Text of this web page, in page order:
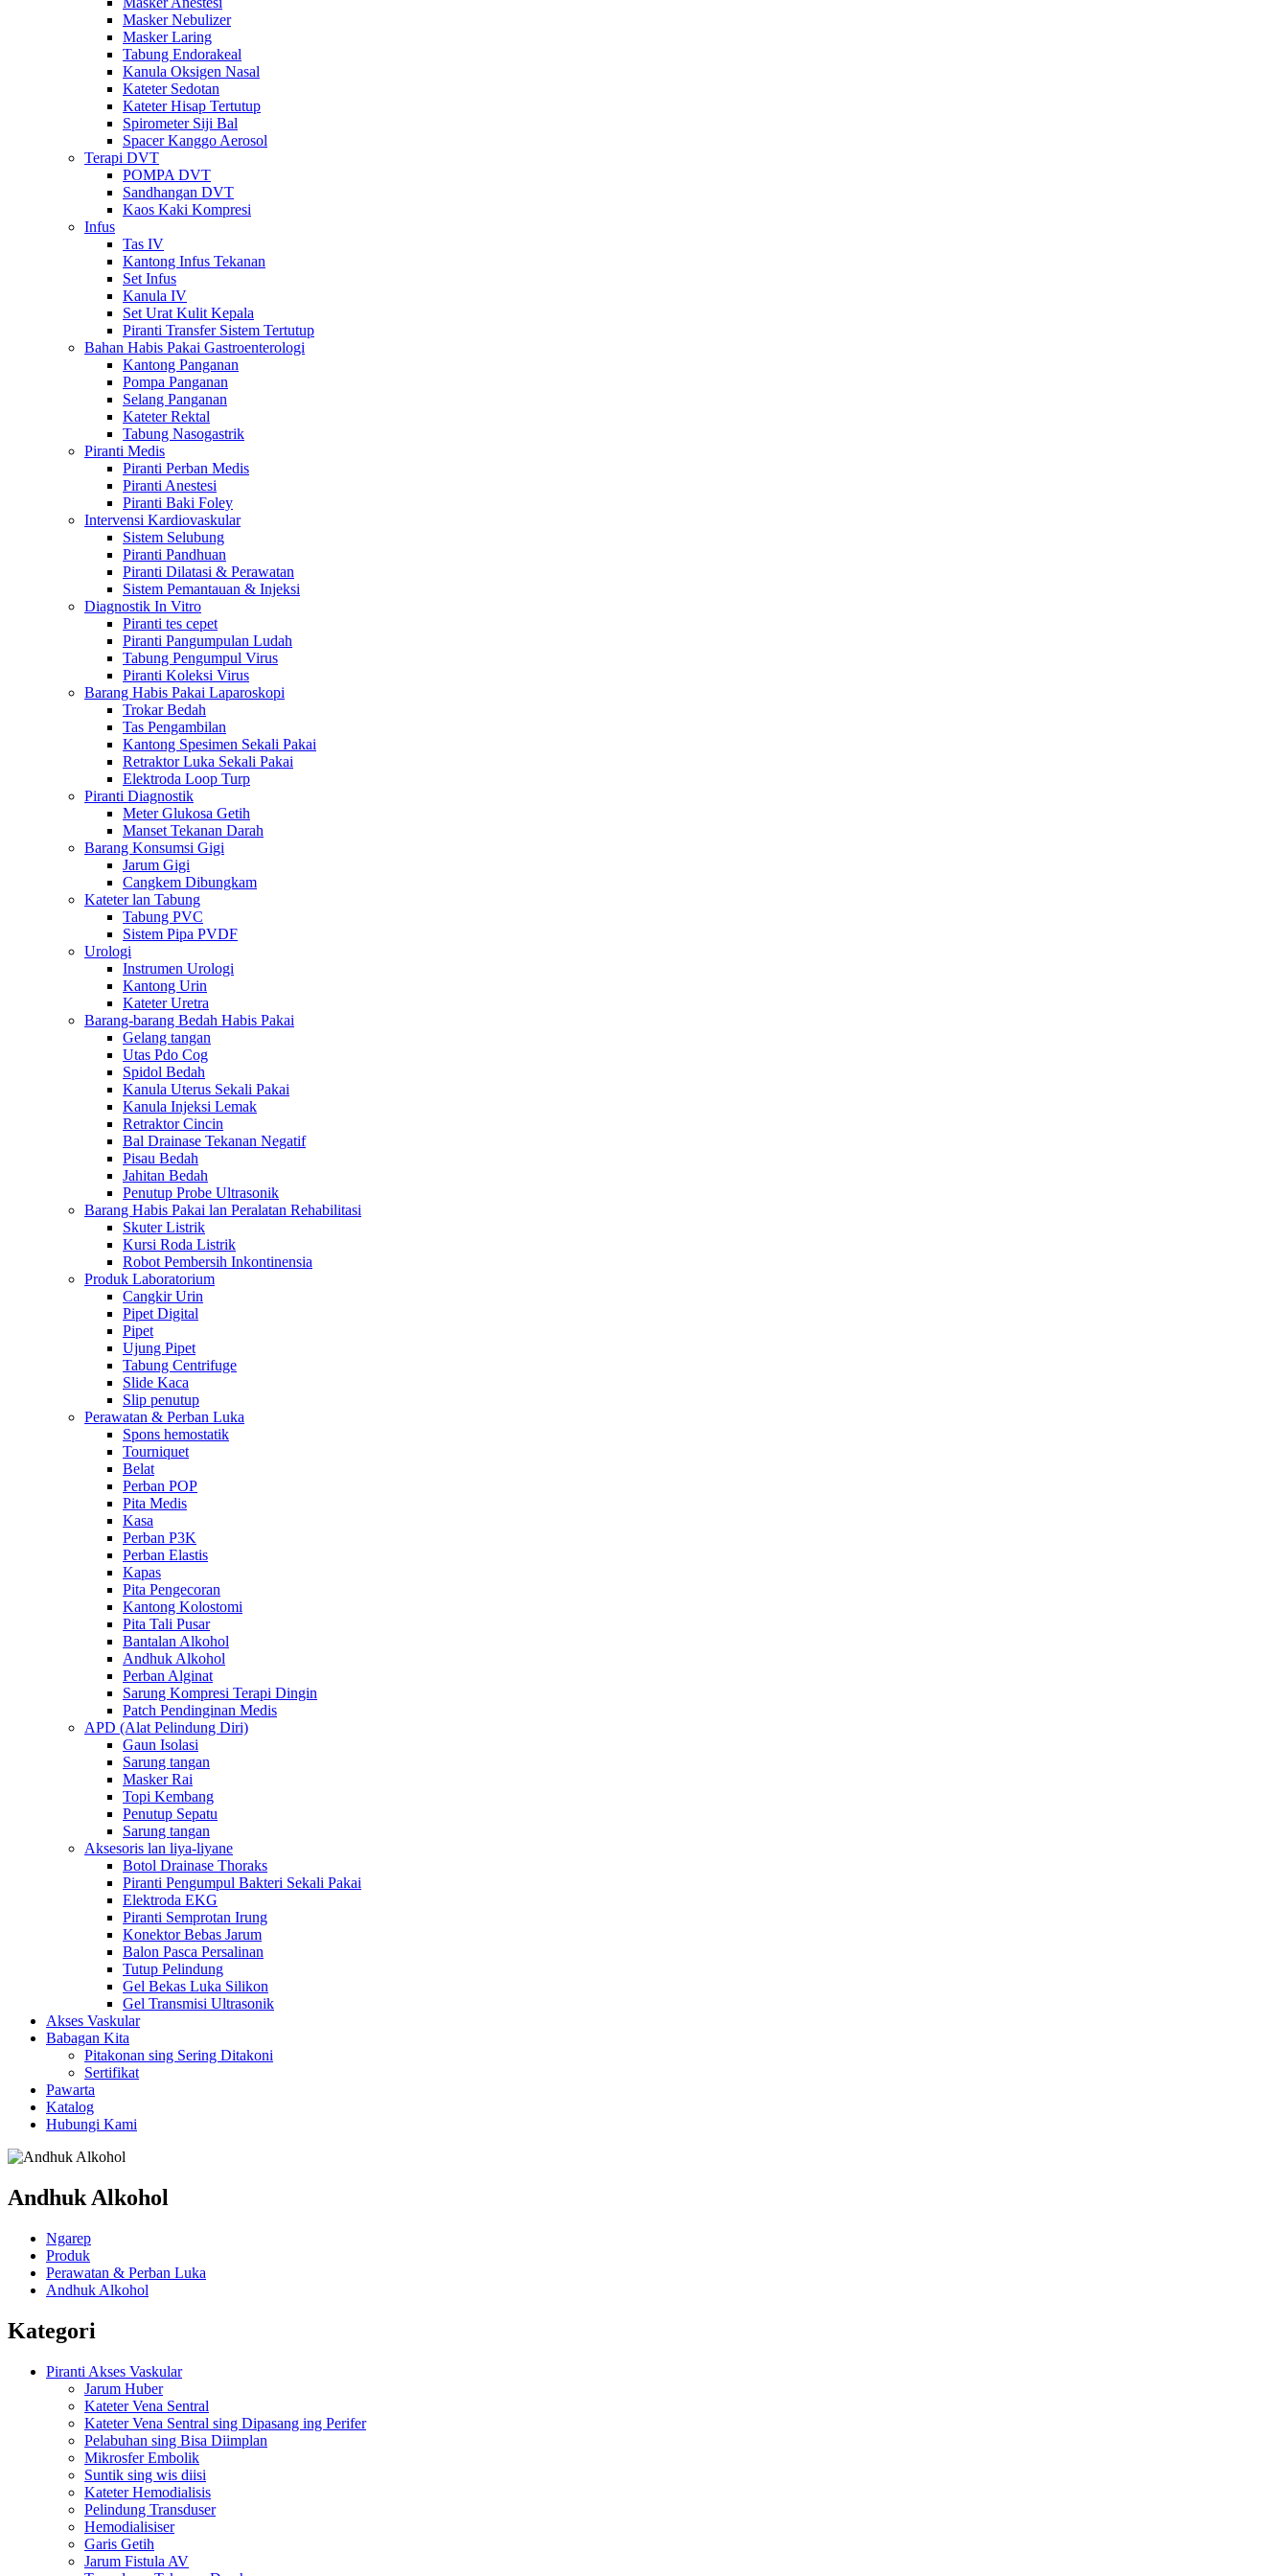
Masker Nebulizer
Masker Laring
Tabung Endorakeal
Kanula Oksigen Nasal
Kateter Sedotan
Kateter Hisap Tertutup
Spirometer Siji Bal
Spacer Kanggo Aerosol
Terapi DVT
POMPA DVT
Sandhangan DVT
Kaos Kaki Kompresi
Infus
Tas IV
Kantong Infus Tekanan
Set Infus
Kanula IV
Set Urat Kulit Kepala
Piranti Transfer Sistem Tertutup
Bahan Habis Pakai Gastroenterologi
Kantong Panganan
Pompa Panganan
Selang Panganan
Kateter Rektal
Tabung Nasogastrik
Piranti Medis
Piranti Perban Medis
Piranti Anestesi
Piranti Baki Foley
Intervensi Kardiovaskular
Sistem Selubung
Piranti Pandhuan
Piranti Dilatasi & Perawatan
Sistem Pemantauan & Injeksi
Diagnostik In Vitro
Piranti tes cepet
Piranti Pangumpulan Ludah
Tabung Pengumpul Virus
Piranti Koleksi Virus
Barang Habis Pakai Laparoskopi
Trokar Bedah
Tas Pengambilan
Kantong Spesimen Sekali Pakai
Retraktor Luka Sekali Pakai
Elektroda Loop Turp
Piranti Diagnostik
Meter Glukosa Getih
Manset Tekanan Darah
Barang Konsumsi Gigi
Jarum Gigi
Cangkem Dibungkam
Kateter lan Tabung
Tabung PVC
Sistem Pipa PVDF
Urologi
Instrumen Urologi
Kantong Urin
Kateter Uretra
Barang-barang Bedah Habis Pakai
Gelang tangan
Utas Pdo Cog
Spidol Bedah
Kanula Uterus Sekali Pakai
Kanula Injeksi Lemak
Retraktor Cincin
Bal Drainase Tekanan Negatif
Pisau Bedah
Jahitan Bedah
Penutup Probe Ultrasonik
Barang Habis Pakai lan Peralatan Rehabilitasi
Skuter Listrik
Kursi Roda Listrik
Robot Pembersih Inkontinensia
Produk Laboratorium
Cangkir Urin
Pipet Digital
Pipet
Ujung Pipet
Tabung Centrifuge
Slide Kaca
Slip penutup
Perawatan & Perban Luka
Spons hemostatik
Tourniquet
Belat
Perban POP
Pita Medis
Kasa
Perban P3K
Perban Elastis
Kapas
Pita Pengecoran
Kantong Kolostomi
Pita Tali Pusar
Bantalan Alkohol
Andhuk Alkohol
Perban Alginat
Sarung Kompresi Terapi Dingin
Patch Pendinginan Medis
APD (Alat Pelindung Diri)
Gaun Isolasi
Sarung tangan
Masker Rai
Topi Kembang
Penutup Sepatu
Sarung tangan
Aksesoris lan liya-liyane
Botol Drainase Thoraks
Piranti Pengumpul Bakteri Sekali Pakai
Elektroda EKG
Piranti Semprotan Irung
Konektor Bebas Jarum
Balon Pasca Persalinan
Tutup Pelindung
Gel Bekas Luka Silikon
Gel Transmisi Ultrasonik
Akses Vaskular
Babagan Kita
Pitakonan sing Sering Ditakoni
Sertifikat
Pawarta
Katalog
Hubungi Kami
Andhuk Alkohol
Ngarep
Produk
Perawatan & Perban Luka
Andhuk Alkohol
Kategori
Piranti Akses Vaskular
Jarum Huber
Kateter Vena Sentral
Kateter Vena Sentral sing Dipasang ing Perifer
Pelabuhan sing Bisa Diimplan
Mikrosfer Embolik
Suntik sing wis diisi
Kateter Hemodialisis
Pelindung Transduser
Hemodialisiser
Garis Getih
Jarum Fistula AV